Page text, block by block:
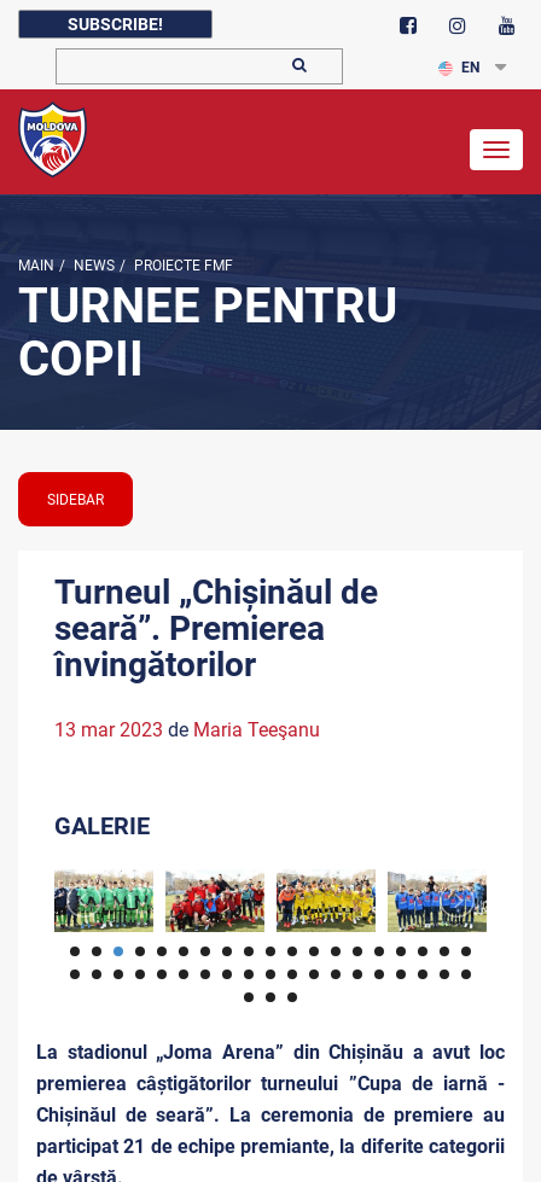
SUBSCRIBE!
EN
MAIN / NEWS / PROIECTE FMF
TURNEE PENTRU
COPII
SIDEBAR
Turneul „Chișinăul de
seară”. Premierea
învingătorilor
13 mar 2023 de Maria Teeşanu
GALERIE
La stadionul „Joma Arena” din Chișinău a avut loc
premierea câștigătorilor turneului ”Cupa de iarnă -
Chișinăul de seară”. La ceremonia de premiere au
participat 21 de echipe premiante, la diferite categorii